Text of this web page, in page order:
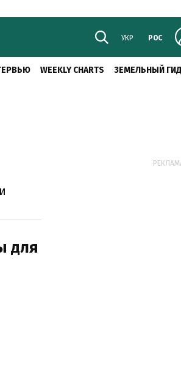
УКР РОС
WEEKLY CHARTS ЗЕМЕЛЬНЫЙ ГИД
для